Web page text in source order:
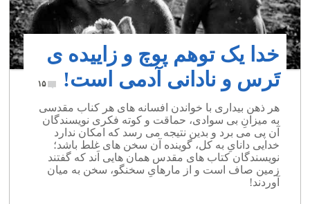
خدا یک توهم پوچ و زاییده ی
تَرس و نادانی آدمی است!
۱۵
هر ذهن بیداری با خواندن افسانه های هر کناب مقدسی
به میزانِ بی سوادی، حماقت و کوته فکری نویسندگان
آن پی می برد و بدین نتیجه می رسد که امکان ندارد
خدایی دانایِ به کل، گوینده آن سخن های غلط باشد؛
نویسندگان کتاب های مقدس همان هایی اَند که گفتند
زمین صاف است و از مارهایِ سخنگو، سخن به میان
آوردند!